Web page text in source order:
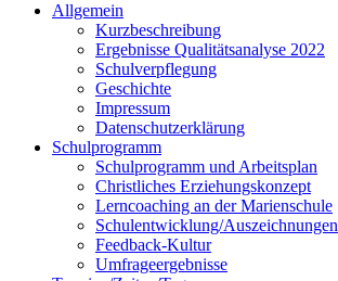
Allgemein
Kurzbeschreibung
Ergebnisse Qualitätsanalyse 2022
Schulverpflegung
Geschichte
Impressum
Datenschutzerklärung
Schulprogramm
Schulprogramm und Arbeitsplan
Christliches Erziehungskonzept
Lerncoaching an der Marienschule
Schulentwicklung/Auszeichnungen
Feedback-Kultur
Umfrageergebnisse